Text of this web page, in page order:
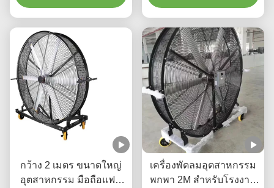
กว้าง 2 เมตร ขนาดใหญ่
อุตสาหกรรม มือถือแฟน
เครื่องพัดลมอุตสาหกรรม
พกพา 2M สําหรับโรงงาน